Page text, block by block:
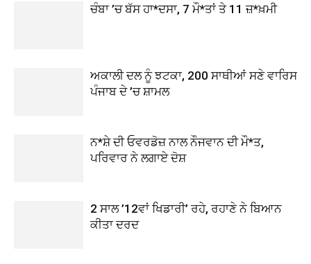
ਚੰਬਾ ’ਚ ਬੱਸ ਹਾ*ਦਸਾ, 7 ਮੌ*ਤਾਂ ਤੇ 11 ਜ਼*ਖ਼ਮੀ
ਅਕਾਲੀ ਦਲ ਨੂੰ ਝਟਕਾ, 200 ਸਾਥੀਆਂ ਸਣੇ ਵਾਰਿਸ
ਪੰਜਾਬ ਦੇ ’ਚ ਸ਼ਾਮਲ
ਨ*ਸ਼ੇ ਦੀ ਓਵਰਡੋਜ਼ ਨਾਲ ਨੌਜਵਾਨ ਦੀ ਮੌ*ਤ,
ਪਰਿਵਾਰ ਨੇ ਲਗਾਏ ਦੋਸ਼
2 ਸਾਲ ’12ਵਾਂ ਖਿਡਾਰੀ’ ਰਹੇ, ਰਹਾਣੇ ਨੇ ਬਿਆਨ
ਕੀਤਾ ਦਰਦ